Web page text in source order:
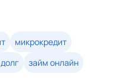
микрокредит
займ онлайн